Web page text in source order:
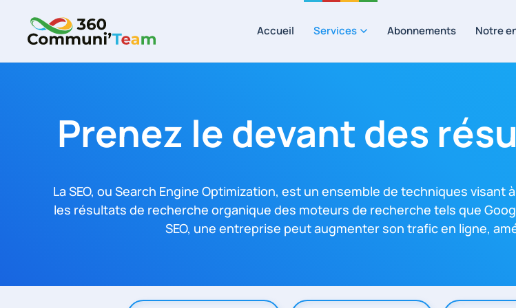
Skip to main content
Accueil Services Abonnements Notre
Prenez le devant des
La SEO, ou Search Engine Optimization, est un ensemble de techniques
les résultats de recherche organique des moteurs de recherche tels que
SEO, une entreprise peut augmenter son trafic en ligne,